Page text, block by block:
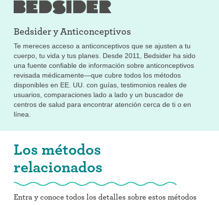
Bedsider yAnticonceptivos
Te mereces acceso a anticonceptivos que se ajusten a tu
cuerpo, tu vida y tus planes. Desde 2011, Bedsider ha sido
una fuente confiable de información sobre anticonceptivos
revisada médicamente—que cubre todos los métodos
disponibles en EE. UU. con guías, testimonios reales de
usuarios, comparaciones lado a lado y un buscador de
centros de salud para encontrar atención cerca de ti o en
línea.
Los métodos
relacionados
Entra y conoce todos los detalles sobre estos métodos